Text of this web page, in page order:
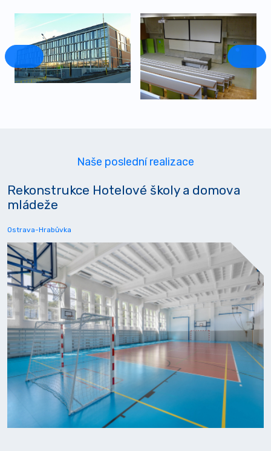
Naše poslední realizace
Rekonstrukce Hotelové školy a domova
mládeže
Ostrava-Hrabůvka